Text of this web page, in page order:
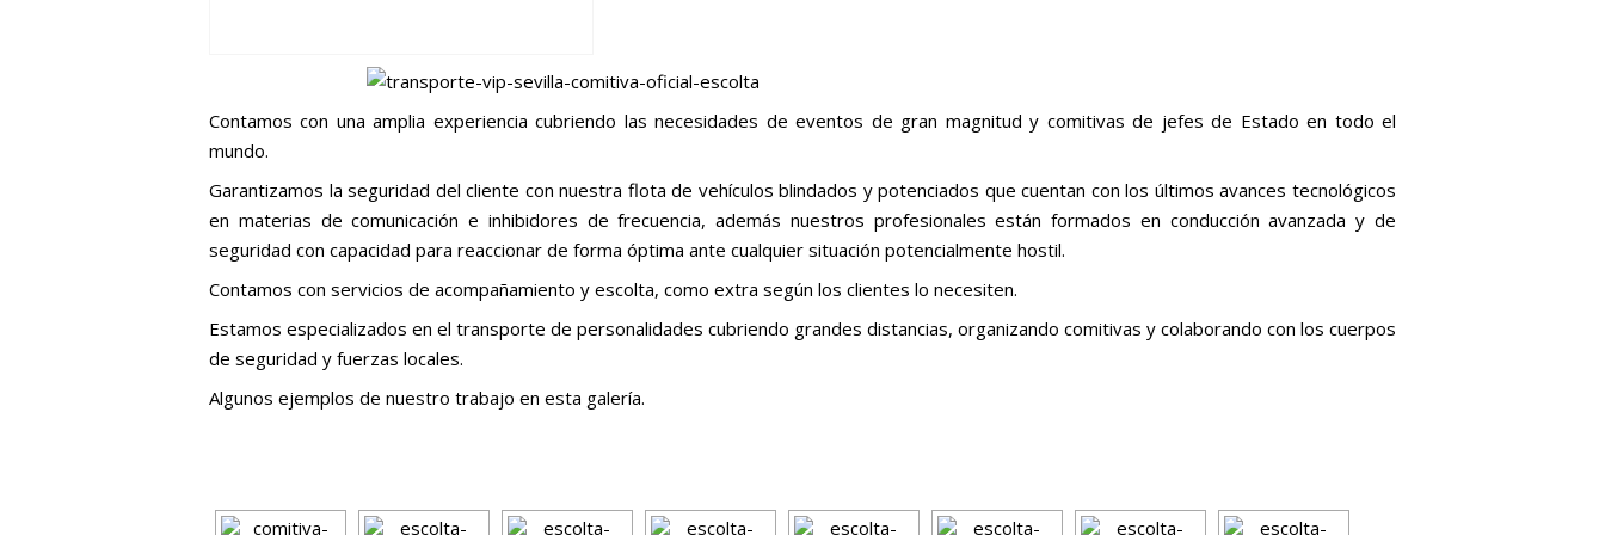
Contamos con una amplia experiencia cubriendo las necesidades de eventos de gran magnitud y comitivas de jefes de Estado en todo el
mundo.
Garantizamos la seguridad del cliente con nuestra flota de vehículos blindados y potenciados que cuentan con los últimos avances tecnológicos
en materias de comunicación e inhibidores de frecuencia, además nuestros profesionales están formados en conducción avanzada y de
seguridad con capacidad para reaccionar de forma óptima ante cualquier situación potencialmente hostil.
Contamos con servicios de acompañamiento y escolta, como extra según los clientes lo necesiten.
Estamos especializados en el transporte de personalidades cubriendo grandes distancias, organizando comitivas y colaborando con los cuerpos
de seguridad y fuerzas locales.
Algunos ejemplos de nuestro trabajo en esta galería.